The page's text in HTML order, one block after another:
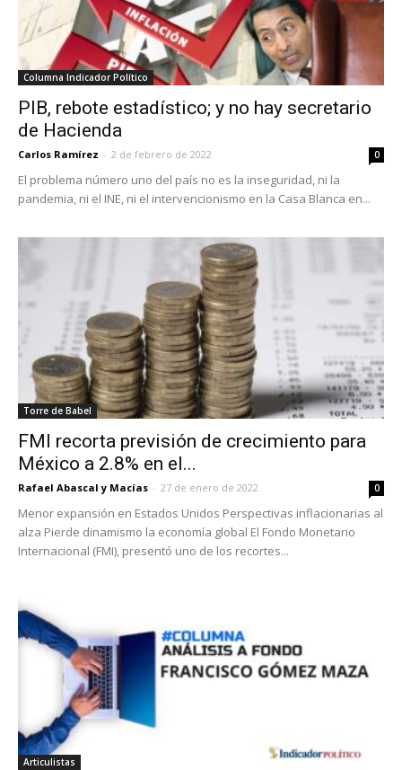
Columna Indicador Político
PIB, rebote estadístico; y no hay secretario
de Hacienda
Carlos Ramírez - 2 de febrero de 2022 0
El problema número uno del país no es la inseguridad, ni la
pandemia, ni el INE, ni el intervencionismo en la Casa Blanca en...
Torre de Babel
FMI recorta previsión de crecimiento para
México a 2.8% en el...
Rafael Abascal y Macías - 27 de enero de 2022 0
Menor expansión en Estados Unidos Perspectivas inflacionarias al
alza Pierde dinamismo la economía global El Fondo Monetario
Internacional (FMI), presentó uno de los recortes...
Articulistas